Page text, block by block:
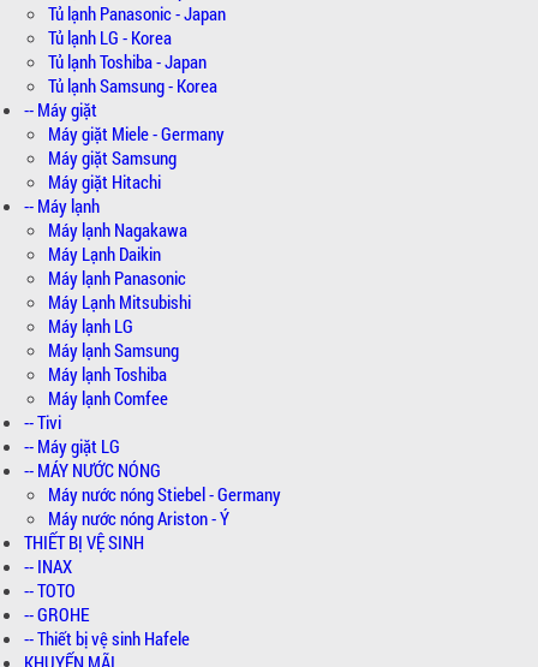
Tủ lạnh Panasonic - Japan
Tủ lạnh LG - Korea
Tủ lạnh Toshiba - Japan
Tủ lạnh Samsung - Korea
-- Máy giặt
Máy giặt Miele - Germany
Máy giặt Samsung
Máy giặt Hitachi
-- Máy lạnh
Máy lạnh Nagakawa
Máy Lạnh Daikin
Máy lạnh Panasonic
Máy Lạnh Mitsubishi
Máy lạnh LG
Máy lạnh Samsung
Máy lạnh Toshiba
Máy lạnh Comfee
-- Tivi
-- Máy giặt LG
-- MÁY NƯỚC NÓNG
Máy nước nóng Stiebel - Germany
Máy nước nóng Ariston - Ý
THIẾT BỊ VỆ SINH
-- INAX
-- TOTO
-- GROHE
-- Thiết bị vệ sinh Hafele
KHUYẾN MÃI